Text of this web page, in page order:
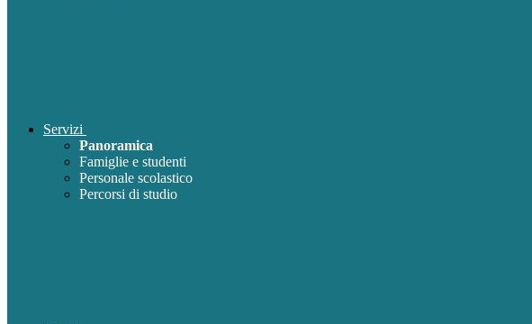
Servizi
Panoramica
Famiglie e studenti
Personale scolastico
Percorsi di studio